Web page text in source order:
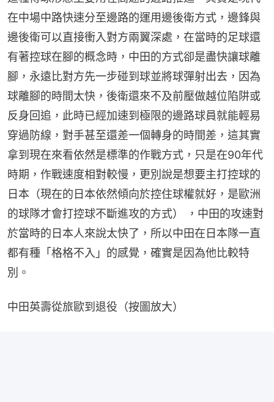
在中場中路快速分至邊路的運用邊後衛方式，邊鋒與
邊後衛可以直接衝入對方兩翼深處，在當時的足球還
有著控球在腳的概念時，中田的方式卻是盡快讓球離
腳，永遠比對方先一步碰到球並將球彈射出去，因為
球離腳的時間太快，後衛還來不及前壓做越位陷阱或
反身回追，此時已經加速到極限的邊路球員就能輕易
穿過防線，對手甚至還差一個轉身的時間差，這其實
拿到現在來看依然是標準的作戰方式，只是在90年代
時期，作戰速度相對較慢，更別說是想要主打控球的
日本（現在的日本依然傾向於控住球權就好，是歐洲
的球隊才會打控球不斷進攻的方式） ，中田的攻速對
於當時的日本人來說太快了，所以中田在日本隊一直
都有種「格格不入」的感覺，確實是因為他比較特
別。
中田英壽從旅歐到退役（按圖放大）